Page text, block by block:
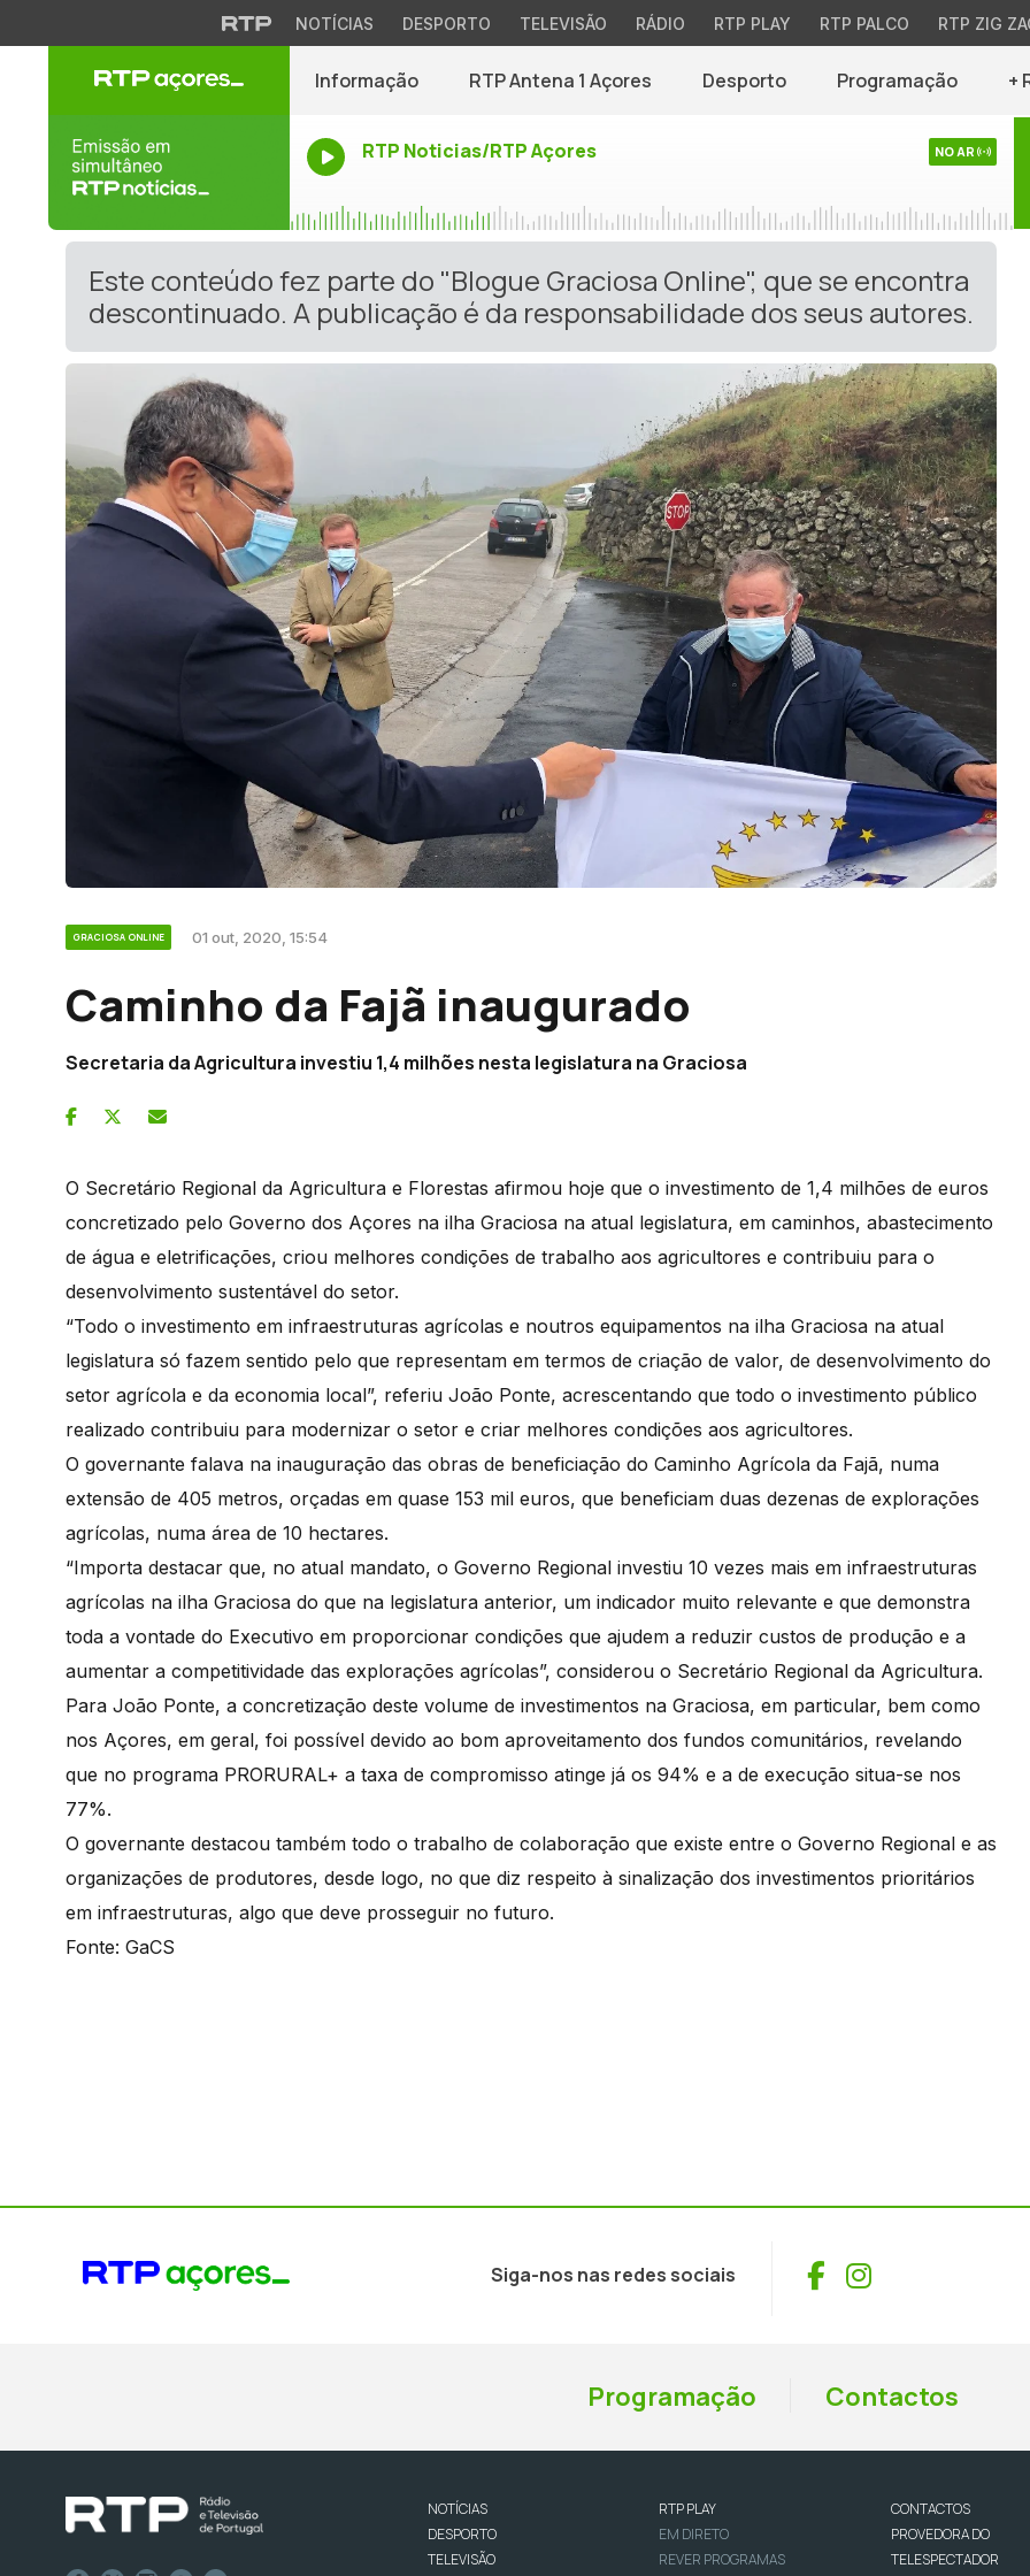
NOTÍCIAS DESPORTO TELEVISÃO RÁDIO RTP PLAY RTP PALCO RTP ZIG
Informação RTP Antena 1 Açores Desporto Programação +
RTP Noticias/RTP Açores NO AR
Este conteúdo fez parte do "Blogue Graciosa Online", que se encontra
descontinuado. A publicação é da responsabilidade dos seus autores.
GRACIOSA ONLINE 01 out, 2020, 15:54
Caminho da Fajã inaugurado
Secretaria da Agricultura investiu 1,4 milhões nesta legislatura na Graciosa
O Secretário Regional da Agricultura e Florestas afirmou hoje que o investimento de 1,4 milhões de euros
concretizado pelo Governo dos Açores na ilha Graciosa na atual legislatura, em caminhos, abastecimento
de água e eletrificações, criou melhores condições de trabalho aos agricultores e contribuiu para o
desenvolvimento sustentável do setor.
“Todo o investimento em infraestruturas agrícolas e noutros equipamentos na ilha Graciosa na atual
legislatura só fazem sentido pelo que representam em termos de criação de valor, de desenvolvimento do
setor agrícola e da economia local”, referiu João Ponte, acrescentando que todo o investimento público
realizado contribuiu para modernizar o setor e criar melhores condições aos agricultores.
O governante falava na inauguração das obras de beneficiação do Caminho Agrícola da Fajã, numa
extensão de 405 metros, orçadas em quase 153 mil euros, que beneficiam duas dezenas de explorações
agrícolas, numa área de 10 hectares.
“Importa destacar que, no atual mandato, o Governo Regional investiu 10 vezes mais em infraestruturas
agrícolas na ilha Graciosa do que na legislatura anterior, um indicador muito relevante e que demonstra
toda a vontade do Executivo em proporcionar condições que ajudem a reduzir custos de produção e a
aumentar a competitividade das explorações agrícolas”, considerou o Secretário Regional da Agricultura.
Para João Ponte, a concretização deste volume de investimentos na Graciosa, em particular, bem como
nos Açores, em geral, foi possível devido ao bom aproveitamento dos fundos comunitários, revelando
que no programa PRORURAL+ a taxa de compromisso atinge já os 94% e a de execução situa-se nos
77%.
O governante destacou também todo o trabalho de colaboração que existe entre o Governo Regional e as
organizações de produtores, desde logo, no que diz respeito à sinalização dos investimentos prioritários
em infraestruturas, algo que deve prosseguir no futuro.
Fonte: GaCS
Siga-nos nas redes sociais Facebook
Instagram
Programação Contactos
NOTÍCIAS
DESPORTO
TELEVISÃO
RTP PLAY
EM DIRETO
REVER PROGRAMAS
CONTACTOS
PROVEDORA DO
TELESPECTADOR